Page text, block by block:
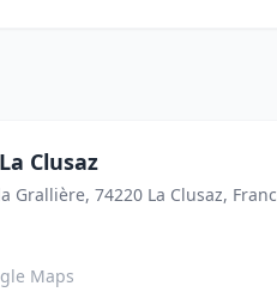
Clusaz
Grallière, 74220 La Clusaz,
Maps